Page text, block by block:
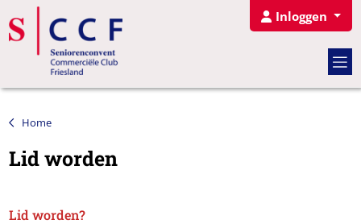
Inloggen
Home
Lid worden
Lid worden?